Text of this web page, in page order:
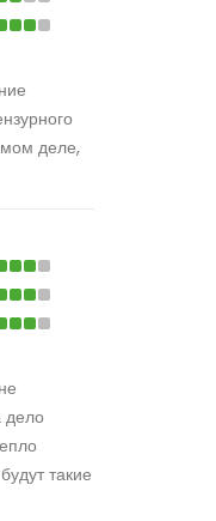
деле,
дело
такие